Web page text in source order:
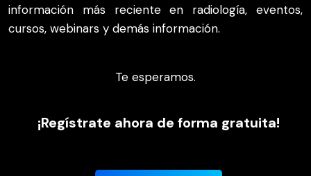
información más reciente en radiología, eventos,
cursos, webinars y demás información.
Te esperamos.
¡Regístrate ahora de forma gratuita!